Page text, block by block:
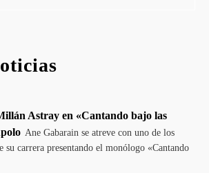
Astray en «Cantando bajo las
Ane Gabarain se atreve con uno de los
su carrera presentando el monólogo «Cantando